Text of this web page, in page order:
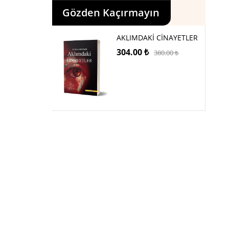
Gözden Kaçırmayın
AKLIMDAKİ CİNAYETLER
380.00₺
304.00₺